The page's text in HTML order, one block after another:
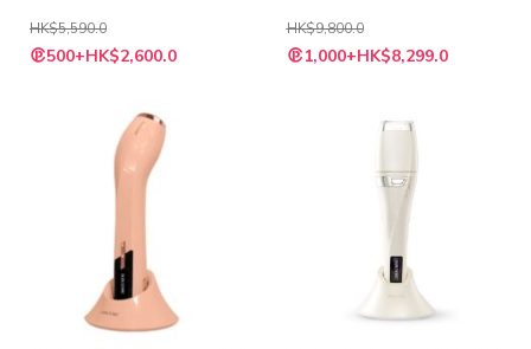
HK$5,590.0
特
殊 500+HK$2,600.0
HK$9,800.0
特
殊 1,000+HK$8,299.0